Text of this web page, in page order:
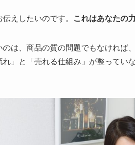
えしたいのです。 これはあなたの
は、商品の質の問題でもなければ
れ」と「売れる仕組み」が整ってい